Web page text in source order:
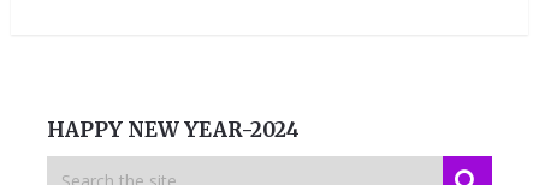
HAPPY NEW YEAR-2024